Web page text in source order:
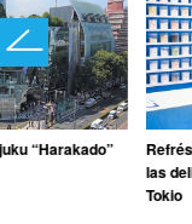
“Harakado”
las
Tokio